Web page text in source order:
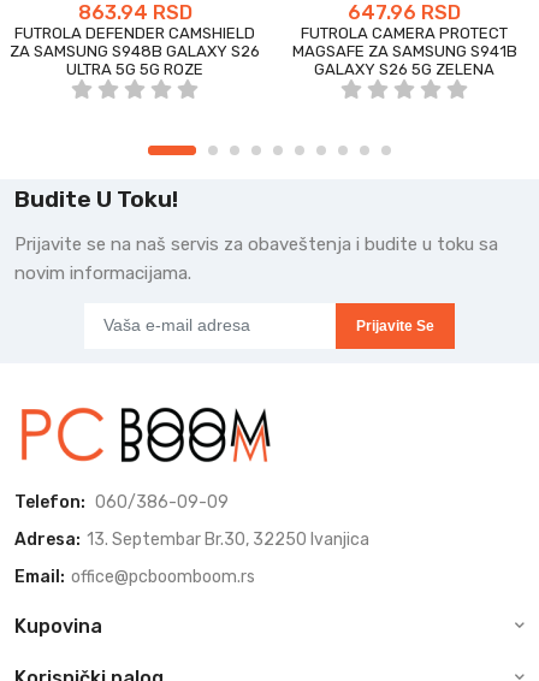
863.94 RSD
FUTROLA DEFENDER CAMSHIELD
ZA SAMSUNG S948B GALAXY S26
ULTRA 5G 5G ROZE
647.96 RSD
FUTROLA CAMERA PROTECT
MAGSAFE ZA SAMSUNG S941B
GALAXY S26 5G ZELENA
Budite U Toku!
Prijavite se na naš servis za obaveštenja i budite u toku sa
novim informacijama.
Prijavite Se
Telefon: 060/386-09-09
Adresa: 13. Septembar Br.30, 32250 Ivanjica
Email: office@pcboomboom.rs
Kupovina